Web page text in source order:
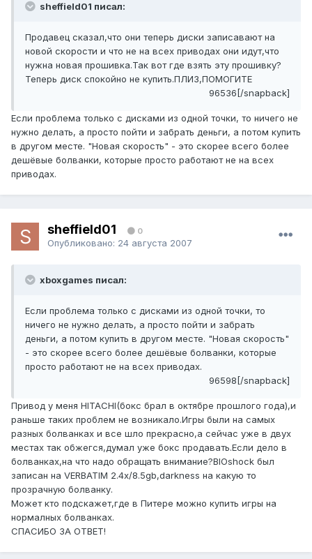
sheffield01 писал:
Продавец сказал,что они теперь диски записавают на
новой скорости и что не на всех приводах они идут,что
нужна новая прошивка.Так вот где взять эту прошивку?
Теперь диск спокойно не купить.ПЛИЗ,ПОМОГИТЕ
96536[/snapback]
Если проблема только с дисками из одной точки, то ничего не
нужно делать, а просто пойти и забрать деньги, а потом купить
в другом месте. "Новая скорость" - это скорее всего более
дешёвые болванки, которые просто работают не на всех
приводах.
sheffield01 0
Опубликовано: 24 августа 2007
xboxgames писал:
Если проблема только с дисками из одной точки, то
ничего не нужно делать, а просто пойти и забрать
деньги, а потом купить в другом месте. "Новая скорость"
- это скорее всего более дешёвые болванки, которые
просто работают не на всех приводах.
96598[/snapback]
Привод у меня HITACHI(бокс брал в октябре прошлого года),и
раньше таких проблем не возникало.Игры были на самых
разных болванках и все шло прекрасно,а сейчас уже в двух
местах так обжегся,думал уже бокс продавать.Если дело в
болванках,на что надо обращать внимание?BIOshock был
записан на VERBATIM 2.4х/8.5gb,darkness на какую то
прозрачную болванку.
Может кто подскажет,где в Питере можно купить игры на
нормалных болванках.
СПАСИБО ЗА ОТВЕТ!